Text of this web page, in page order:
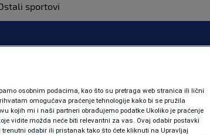
sportovi
zbog
osobnim podacima, kao što su pretraga web stranica ili lični
omogućava praćenje tehnologije kako bi se pružila
kojih mi i naši partneri obrađujemo podatke Ukoliko je praćenje
vidite možda neće biti relevantni za vas. Ovaj odabir postavki
odabir ili pristanak tako što ćete kliknuti na Upravljaj